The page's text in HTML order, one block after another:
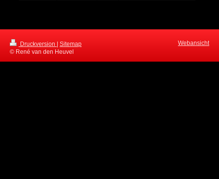
Druckversion | Sitemap
© René van den Heuvel
Webansicht